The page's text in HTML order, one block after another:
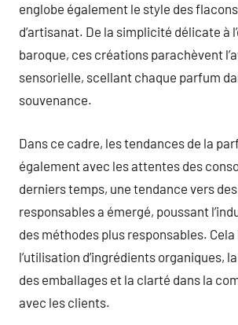
englobe également le style des
d’artisanat. De la simplicité délicate à
baroque, ces créations parachèvent
sensorielle, scellant chaque parfum
souvenance.
Dans ce cadre, les tendances de la
également avec les attentes des
derniers temps, une tendance vers
responsables a émergé, poussant
des méthodes plus responsables.
l’utilisation d’ingrédients organiques,
des emballages et la clarté dans la
avec les clients.